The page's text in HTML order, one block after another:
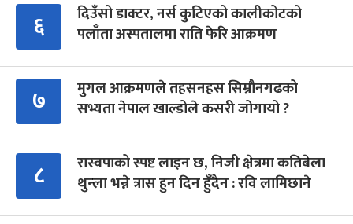
६
दिउँसो डाक्टर, नर्स कुटिएको कालीकोटको
पलाँता अस्पतालमा राति फेरि आक्रमण
७
मुगल आक्रमणले तहसनहस सिम्रौनगढको
सभ्यता नेपाल खाल्डोले कसरी जोगायो ?
८
रास्वपाको स्पष्ट लाइन छ, निजी क्षेत्रमा कतिबेला
थुन्ला भन्ने त्रास हुन दिन हुँदैन : रवि लामिछाने